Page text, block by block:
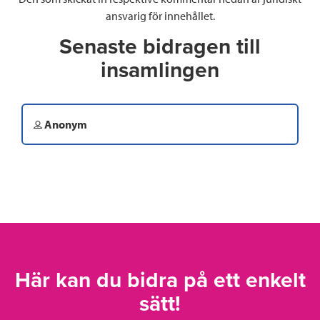
ansvarig för innehållet.
Senaste bidragen till
insamlingen
Anonym
Här kan du bidra på ett enkelt
sätt!